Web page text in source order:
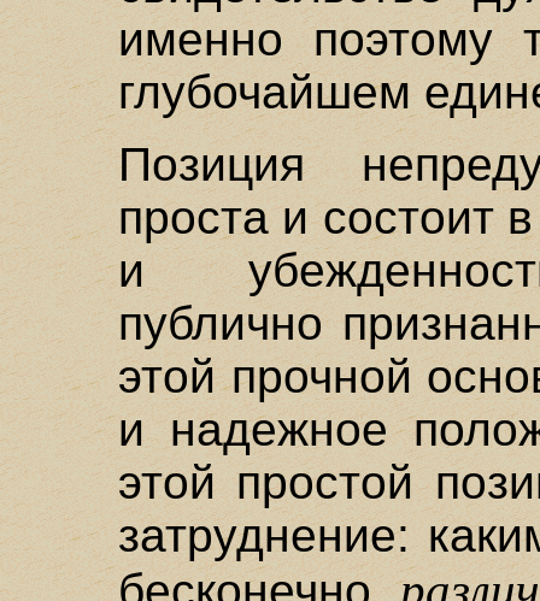
именно поэтому
глубочайшем
Позиция
проста и состоит
и
публично
этой прочной
и надежное
этой простой
затруднение:
бесконечно